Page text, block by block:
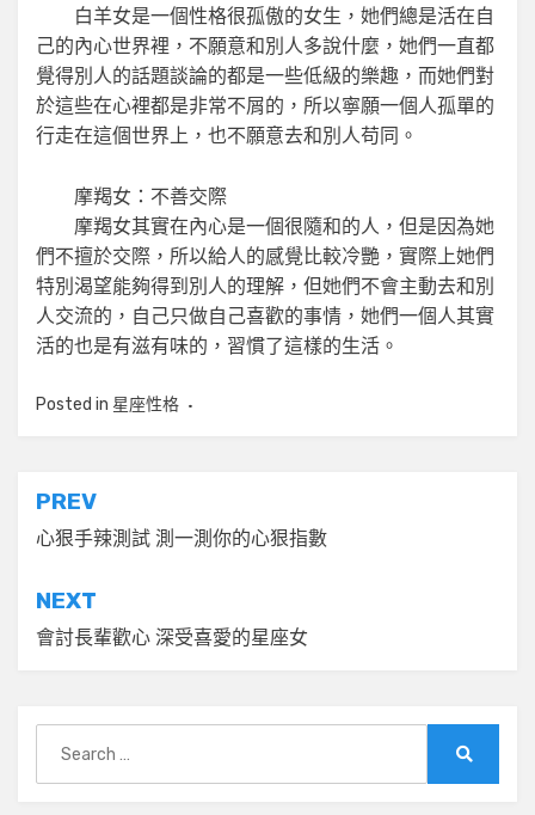
白羊女是一個性格很孤傲的女生，她們總是活在自
己的內心世界裡，不願意和別人多說什麼，她們一直都
覺得別人的話題談論的都是一些低級的樂趣，而她們對
於這些在心裡都是非常不屑的，所以寧願一個人孤單的
行走在這個世界上，也不願意去和別人苟同。
摩羯女：不善交際
摩羯女其實在內心是一個很隨和的人，但是因為她
們不擅於交際，所以給人的感覺比較冷艷，實際上她們
特別渴望能夠得到別人的理解，但她們不會主動去和別
人交流的，自己只做自己喜歡的事情，她們一個人其實
活的也是有滋有味的，習慣了這樣的生活。
Posted in 星座性格
文
章
導
覽
PREV
心狠手辣測試 測一測你的心狠指數
NEXT
會討長輩歡心 深受喜愛的星座女
for: